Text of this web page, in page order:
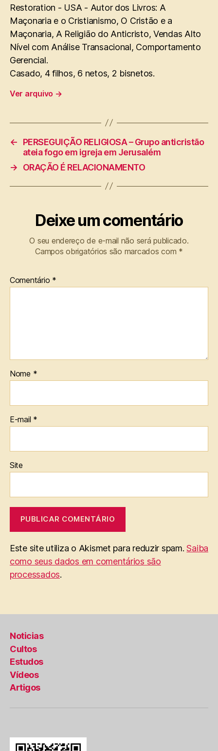
Restoration - USA - Autor dos Livros: A
Maçonaria e o Cristianismo, O Cristão e a
Maçonaria, A Religião do Anticristo, Vendas Alto
Nível com Análise Transacional, Comportamento
Gerencial.
Casado, 4 filhos, 6 netos, 2 bisnetos.
Ver arquivo →
←
PERSEGUIÇÃO RELIGIOSA – Grupo anticristão
ateia fogo em igreja em Jerusalém
→
ORAÇÃO É RELACIONAMENTO
Deixe um comentário
O seu endereço de e-mail não será publicado.
Campos obrigatórios são marcados com *
Comentário *
Nome *
E-mail *
Site
Este site utiliza o Akismet para reduzir spam.Saiba
como seus dados em comentários são
processados.
Noticias
Cultos
Estudos
Vídeos
Artigos